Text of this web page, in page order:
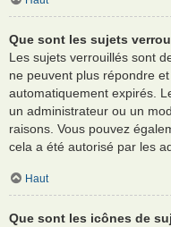
Que sont les sujets
Les sujets verrouillés sont
ne peuvent plus répondre
automatiquement expirés.
un administrateur ou un
raisons. Vous pouvez
cela a été autorisé par les
Haut
Que sont les icônes de